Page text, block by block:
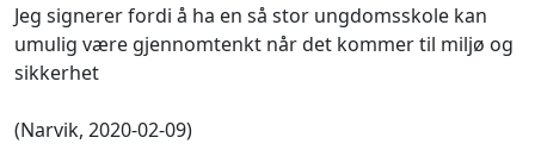
Jeg signerer fordi å ha en så stor ungdomsskole kan
umulig være gjennomtenkt når det kommer til miljø og
sikkerhet
(Narvik, 2020-02-09)